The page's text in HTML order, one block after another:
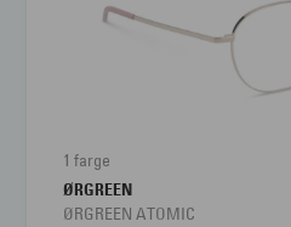
1 farge
ØRGREEN
ØRGREEN ATOMIC